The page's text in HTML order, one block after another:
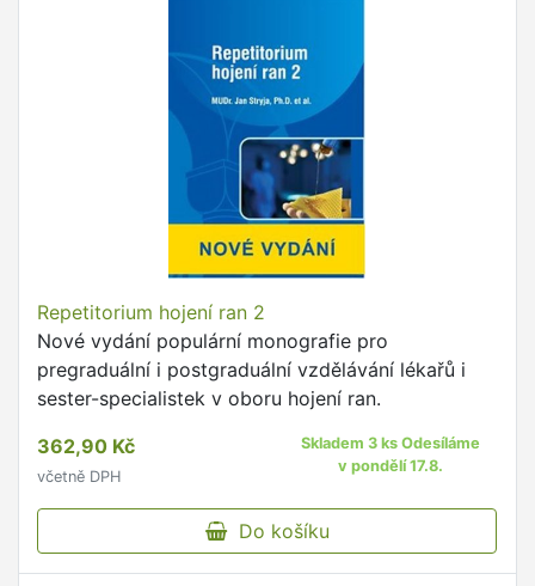
Repetitorium hojení ran 2
Nové vydání populární monografie pro
pregraduální i postgraduální vzdělávání lékařů i
sester-specialistek v oboru hojení ran.
362,90 Kč
včetně DPH
Skladem 3 ks Odesíláme
v pondělí 17.8.
Do košíku